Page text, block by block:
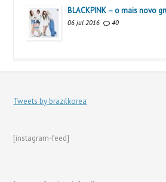
BLACKPINK – o mais novo
06 jul 2016 40
Tweets by brazilkorea
[instagram-feed]